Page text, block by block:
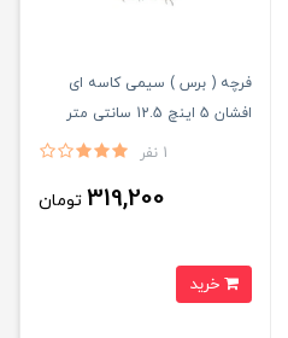
فرچه ( برس ) سیمی کاسه ای
افشان 5 اینچ 12.5 سانتی متر
رشته طلایی ساب ایران ( کربلایی )
1 نفر
319,200 تومان